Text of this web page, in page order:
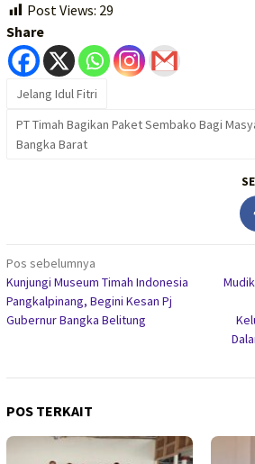
Post Views: 29
Share
Jelang Idul Fitri
PT Timah Bagikan Paket Sembako Bagi
Bangka Barat
Navigasi
pos
Pos sebelumnya
Kunjungi Museum Timah Indonesia
Pangkalpinang, Begini Kesan Pj
Gubernur Bangka Belitung
POS TERKAIT